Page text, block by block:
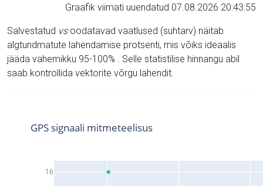
Graafik viimati uuendatud 07.08.2026 20:43:55
Salvestatud vsoodatavad vaatlused (suhtarv) näitab
algtundmatute lahendamise protsenti, mis võiks ideaalis
jääda vahemikku 95-100% . Selle statistilise hinnangu abil
saab kontrollida vektorite võrgu lahendit.
16
GPS signaali mitmeteelisus